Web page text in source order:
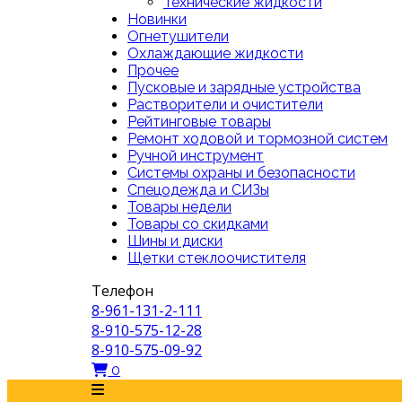
Новинки
Огнетушители
Охлаждающие жидкости
Прочее
Пусковые и зарядные устройства
Растворители и очистители
Рейтинговые товары
Ремонт ходовой и тормозной систем
Ручной инструмент
Системы охраны и безопасности
Спецодежда и СИЗы
Товары недели
Товары со скидками
Шины и диски
Щетки стеклоочистителя
Телефон
8-961-131-2-111
8-910-575-12-28
8-910-575-09-92
0